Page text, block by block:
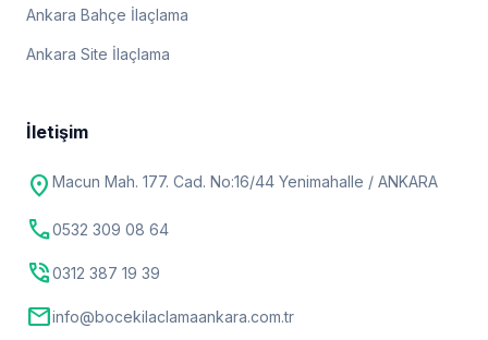
Ankara Bahçe İlaçlama
Ankara Site İlaçlama
İletişim
location_on Macun Mah. 177. Cad. No:16/44 Yenimahalle / ANKARA
call0532 309 08 64
phone_in_talk0312 387 19 39
mailinfo@bocekilaclamaankara.com.tr